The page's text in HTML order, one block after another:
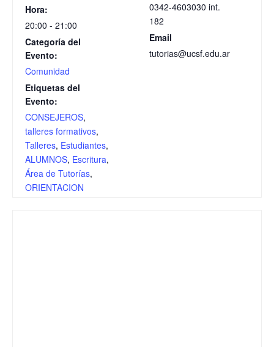
Hora:
20:00 - 21:00
Categoría del
Evento:
Comunidad
Etiquetas del
Evento:
CONSEJEROS,
talleres formativos,
Talleres, Estudiantes,
ALUMNOS, Escritura,
Área de Tutorías,
ORIENTACION
0342-4603030 int.
182
Email
tutorias@ucsf.edu.ar